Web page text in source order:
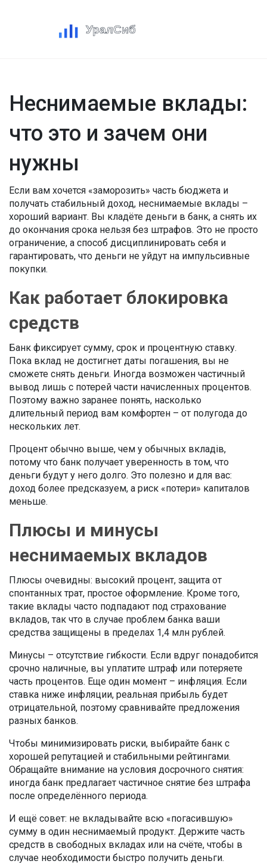
Неснимаемые вклады:
что это и зачем они
нужны
Если вам хочется «заморозить» часть бюджета и
получать стабильный доход, неснимаемые вклады –
хороший вариант. Вы кладёте деньги в банк, а снять их
до окончания срока нельзя без штрафов. Это не просто
ограничение, а способ дисциплинировать себя и
гарантировать, что деньги не уйдут на импульсивные
покупки.
Как работает блокировка
средств
Банк фиксирует сумму, срок и процентную ставку.
Пока вклад не достигнет даты погашения, вы не
сможете снять деньги. Иногда возможен частичный
вывод лишь с потерей части начисленных процентов.
Поэтому важно заранее понять, насколько
длительный период вам комфортен – от полугода до
нескольких лет.
Процент обычно выше, чем у обычных вкладів,
потому что банк получает уверенность в том, что
деньги будут у него долго. Это полезно и для вас:
доход более предсказуем, а риск «потери» капиталов
меньше.
Плюсы и минусы
неснимаемых вкладов
Плюсы очевидны: высокий процент, защита от
спонтанных трат, простое оформление. Кроме того,
такие вклады часто подпадают под страхование
вкладов, так что в случае проблем банка ваши
средства защищены в пределах 1,4 млн рублей.
Минусы – отсутствие гибкости. Если вдруг понадобится
срочно наличные, вы уплатите штраф или потеряете
часть процентов. Еще один момент – инфляция. Если
ставка ниже инфляции, реальная прибыль будет
отрицательной, поэтому сравнивайте предложения
разных банков.
Чтобы минимизировать риски, выбирайте банк с
хорошей репутацией и стабильными рейтингами.
Обращайте внимание на условия досрочного снятия:
иногда банк предлагает частичное снятие без штрафа
после определённого периода.
И ещё совет: не вкладывайте всю «погасившую»
сумму в один неснимаемый продукт. Держите часть
средств в свободных вкладах или на счёте, чтобы в
случае необходимости быстро получить деньги.